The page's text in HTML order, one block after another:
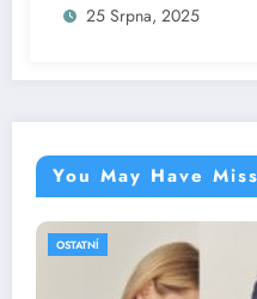
25 Srpna, 2025
You May Have
OSTATNÍ